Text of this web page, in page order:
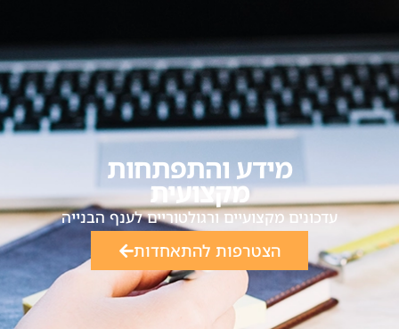
מידע והתפתחות
מקצועית
עדכונים מקצועיים ורגולטוריים לענף הבנייה
הצטרפות להתאחדות